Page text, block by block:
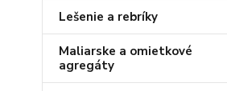
Lešenie a rebríky
Maliarske a omietkové
agregáty